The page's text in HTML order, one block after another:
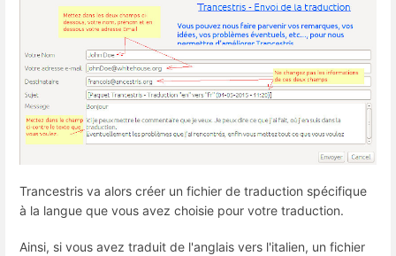
Trancestris va alors créer un fichier de traduction spécifique
à la langue que vous avez choisie pour votre traduction.
Ainsi, si vous avez traduit de l'anglais vers l'italien, un fichier